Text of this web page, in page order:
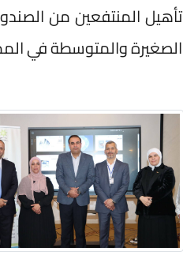
تأهيل المنتفعين من
الصغيرة والمتوسطة في